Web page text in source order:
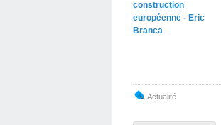
construction
européenne - Eric
Branca
Actualité